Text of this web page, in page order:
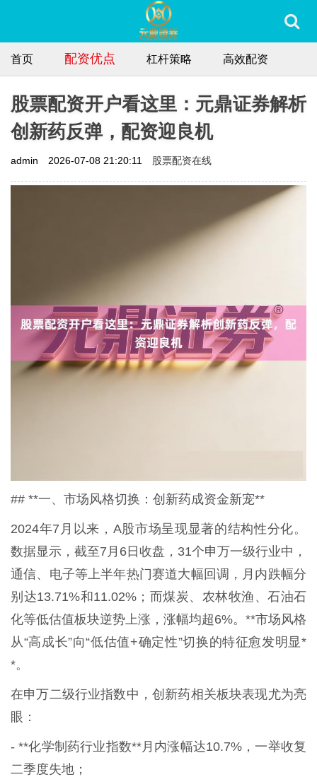
首页 配资优点 杠杆策略 高效配资
股票配资开户看这里：元鼎证券解析
创新药反弹，配资迎良机
admin 2026-07-08 21:20:11 股票配资在线
## **一、市场风格切换：创新药成资金新宠**
2024年7月以来，A股市场呈现显著的结构性分化。
数据显示，截至7月6日收盘，31个申万一级行业中，
通信、电子等上半年热门赛道大幅回调，月内跌幅分
别达13.71%和11.02%；而煤炭、农林牧渔、石油石
化等低估值板块逆势上涨，涨幅均超6%。**市场风格
从“高成长”向“低估值+确定性”切换的特征愈发明显*
*。
在申万二级行业指数中，创新药相关板块表现尤为亮
眼：
- **化学制药行业指数**月内涨幅达10.7%，一举收复
二季度失地；